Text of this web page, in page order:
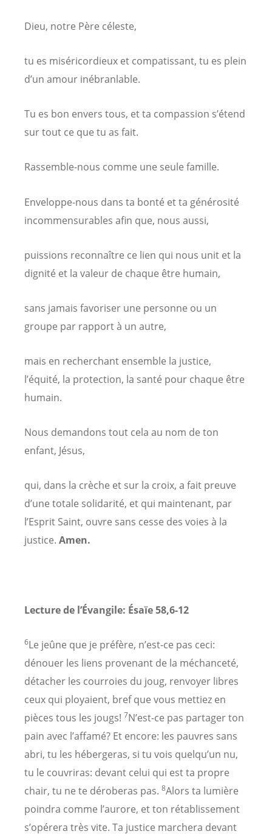
Dieu, notre Père céleste,
tu es miséricordieux et compatissant, tu es plein
d’un amour inébranlable.
Tu es bon envers tous, et ta compassion s’étend
sur tout ce que tu as fait.
Rassemble-nous comme une seule famille.
Enveloppe-nous dans ta bonté et ta générosité
incommensurables afin que, nous aussi,
puissions reconnaître ce lien qui nous unit et la
dignité et la valeur de chaque être humain,
sans jamais favoriser une personne ou un
groupe par rapport à un autre,
mais en recherchant ensemble la justice,
l’équité, la protection, la santé pour chaque être
humain.
Nous demandons tout cela au nom de ton
enfant, Jésus,
qui, dans la crèche et sur la croix, a fait preuve
d’une totale solidarité, et qui maintenant, par
l’Esprit Saint, ouvre sans cesse des voies à la
justice. Amen.
Lecture de l’Évangile: Ésaïe 58,6-12
6Le jeûne que je préfère, n’est-ce pas ceci:
dénouer les liens provenant de la méchanceté,
détacher les courroies du joug, renvoyer libres
ceux qui ployaient, bref que vous mettiez en
pièces tous les jougs! 7N’est-ce pas partager ton
pain avec l’affamé? Et encore: les pauvres sans
abri, tu les hébergeras, si tu vois quelqu’un nu,
tu le couvriras: devant celui qui est ta propre
chair, tu ne te déroberas pas. 8Alors ta lumière
poindra comme l’aurore, et ton rétablissement
s’opérera très vite. Ta justice marchera devant